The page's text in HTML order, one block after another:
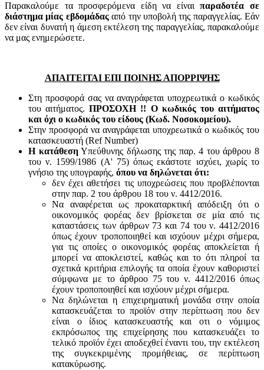
Παρακαλούμε τα προσφερόμενα είδη να είναιπαραδοτέα σε
διάστημα μίας εβδομάδαςαπό την υποβολή της παραγγελίας. Εάν
δεν είναι δυνατή η άμεση εκτέλεση της παραγγελίας, παρακαλούμε
να μας ενημερώσετε.
ΑΠΑΙΤΕΙΤΑΙ ΕΠΙ ΠΟΙΝΗΣ ΑΠΟΡΡΙΨΗΣ
Στη προσφορά σας να αναγράφεται υποχρεωτικά ο κωδικός
του αιτήματος.ΠΡΟΣΟΧΗ !! Ο κωδικός του αιτήματος
και όχι ο κωδικός του είδους (Κωδ. Νοσοκομείου).
Στην προσφορά να αναγράφεται υποχρεωτικά ο κωδικός του
κατασκευαστή (Ref Number)
Η κατάθεσηΥπεύθυνης δήλωσης της παρ. 4 του άρθρου 8
του ν. 1599/1986 (Α' 75) όπως εκάστοτε ισχύει, χωρίς το
γνήσιο της υπογραφής, όπου να δηλώνεται ότι:
δεν έχει αθετήσει τις υποχρεώσεις που προβλέπονται
στην παρ. 2 του άρθρου 18 του ν. 4412/2016.
Να αναφέρεται ως προκαταρκτική απόδειξη ότι ο
οικονομικός φορέας δεν βρίσκεται σε μία από τις
καταστάσεις των άρθρων 73 και 74 του ν. 4412/2016
όπως έχουν τροποποιηθεί και ισχύουν μέχρι σήμερα,
για τις οποίες ο οικονομικός φορέας αποκλείεται ή
μπορεί να αποκλειστεί, καθώς και το ότι πληροί τα
σχετικά κριτήρια επιλογής τα οποία έχουν καθοριστεί
σύμφωνα με τo άρθροo 75 του ν. 4412/2016 όπως
έχουν τροποποιηθεί και ισχύουν μέχρι σήμερα.
Να δηλώνεται η επιχειρηματική μονάδα στην οποία
κατασκευάζεται το προϊόν στην περίπτωση που δεν
είναι ο ίδιος κατασκευαστής και oτι ο νόμιμος
εκπρόσωπος της επιχείρησης που κατασκευάζει το
τελικό προϊόν έχει αποδεχθεί έναντι του, την εκτέλεση
της συγκεκριμένης προμήθειας, σε περίπτωση
κατακύρωσης.